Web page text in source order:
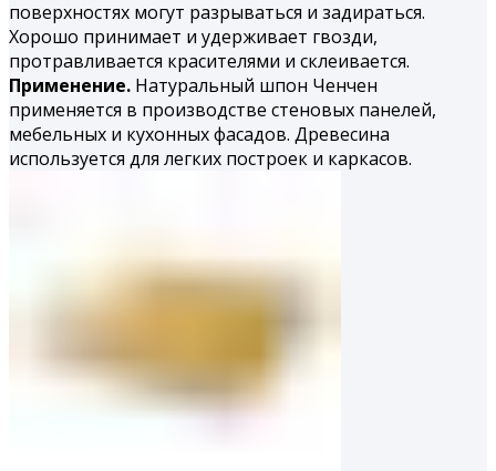
поверхностях могут разрываться и задираться.
Хорошо принимает и удерживает гвозди,
протравливается красителями и склеивается.
Применение. Натуральный шпон Ченчен
применяется в производстве стеновых панелей,
мебельных и кухонных фасадов. Древесина
используется для легких построек и каркасов.